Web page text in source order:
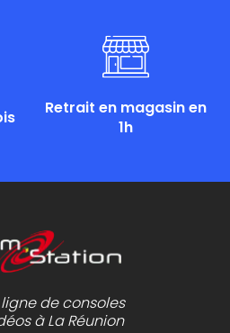
Retrait en magasin en
1h
de consoles
à La Réunion